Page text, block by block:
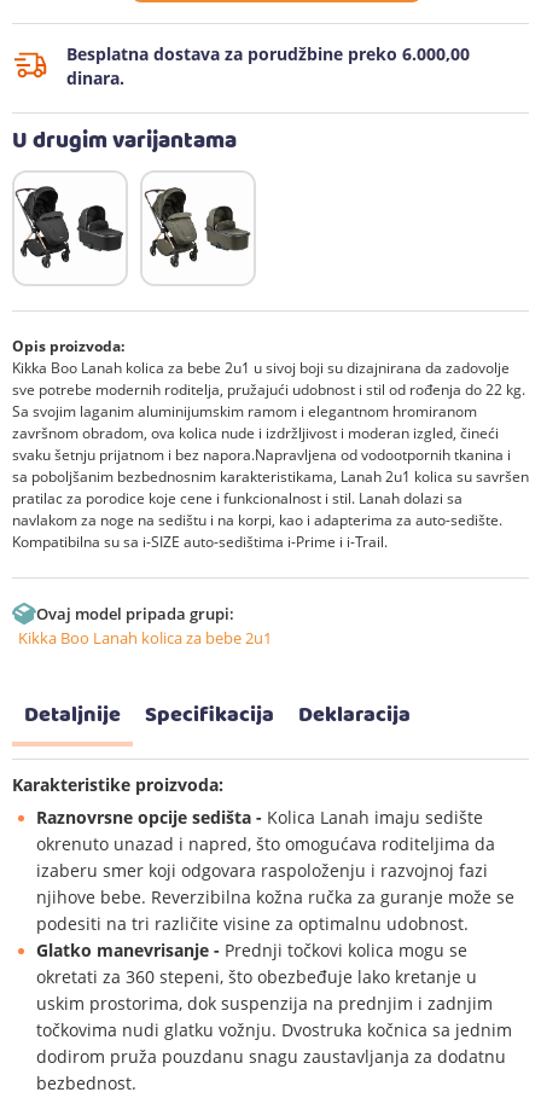
Besplatna dostava za porudžbine preko 6.000,00
dinara.
U drugim varijantama
Opis proizvoda:
Kikka Boo Lanah kolica za bebe 2u1 u sivoj boji su dizajnirana da zadovolje
sve potrebe modernih roditelja, pružajući udobnost i stil od rođenja do 22 kg.
Sa svojim laganim aluminijumskim ramom i elegantnom hromiranom
završnom obradom, ova kolica nude i izdržljivost i moderan izgled, čineći
svaku šetnju prijatnom i bez napora.Napravljena od vodootpornih tkanina i
sa poboljšanim bezbednosnim karakteristikama, Lanah 2u1 kolica su savršen
pratilac za porodice koje cene i funkcionalnost i stil. Lanah dolazi sa
navlakom za noge na sedištu i na korpi, kao i adapterima za auto-sedište.
Kompatibilna su sa i-SIZE auto-sedištima i-Prime i i-Trail.
Ovaj model pripada grupi:
Kikka Boo Lanah kolica za bebe 2u1
Detaljnije Specifikacija Deklaracija
Karakteristike proizvoda:
Raznovrsne opcije sedišta - Kolica Lanah imaju sedište
okrenuto unazad i napred, što omogućava roditeljima da
izaberu smer koji odgovara raspoloženju i razvojnoj fazi
njihove bebe. Reverzibilna kožna ručka za guranje može se
podesiti na tri različite visine za optimalnu udobnost.
Glatko manevrisanje - Prednji točkovi kolica mogu se
okretati za 360 stepeni, što obezbeđuje lako kretanje u
uskim prostorima, dok suspenzija na prednjim i zadnjim
točkovima nudi glatku vožnju. Dvostruka kočnica sa jednim
dodirom pruža pouzdanu snagu zaustavljanja za dodatnu
bezbednost.